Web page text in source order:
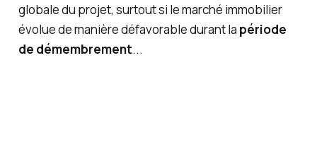
globale du projet, surtout si le marché immobilier
évolue de manière défavorable durant la période
de démembrement...